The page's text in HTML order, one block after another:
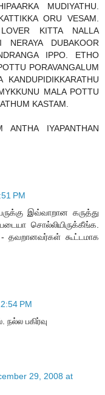
MUDIYATHU.
ORU VESAM.
LOVER KITTA NALLA
DUBAKOOR
IPPO. ETHO
PORAVANGALUM
KANDUPIDIKKARATHU
MALA POTTU
KASTAM.
ANTHA IYAPANTHAN
PM
இவ்வாறான கருத்து
சொல்லியிருக்கீங்க.
தவறானவர்கள் கூட்டமாக
PM
ந‌ல்ல‌ ப‌கிர்வு
29, 2008 at